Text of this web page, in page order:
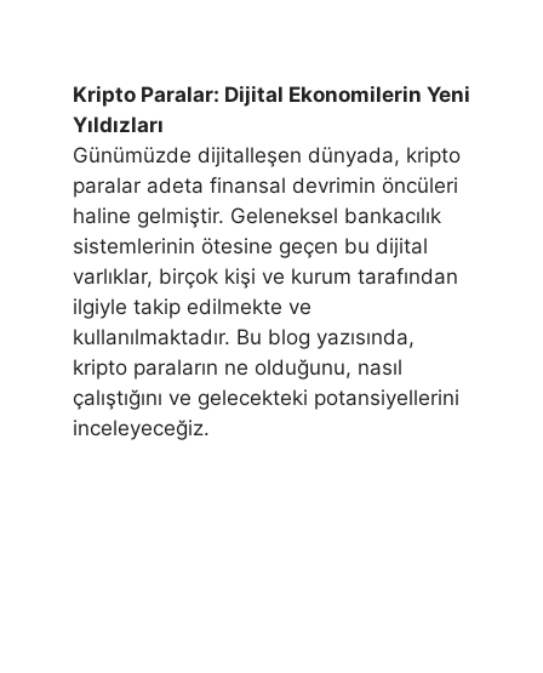
Kripto Paralar: Dijital Ekonomilerin Yeni
Yıldızları
Günümüzde dijitalleşen dünyada, kripto
paralar adeta finansal devrimin öncüleri
haline gelmiştir. Geleneksel bankacılık
sistemlerinin ötesine geçen bu dijital
varlıklar, birçok kişi ve kurum tarafından
ilgiyle takip edilmekte ve
kullanılmaktadır. Bu blog yazısında,
kripto paraların ne olduğunu, nasıl
çalıştığını ve gelecekteki potansiyellerini
inceleyeceğiz.